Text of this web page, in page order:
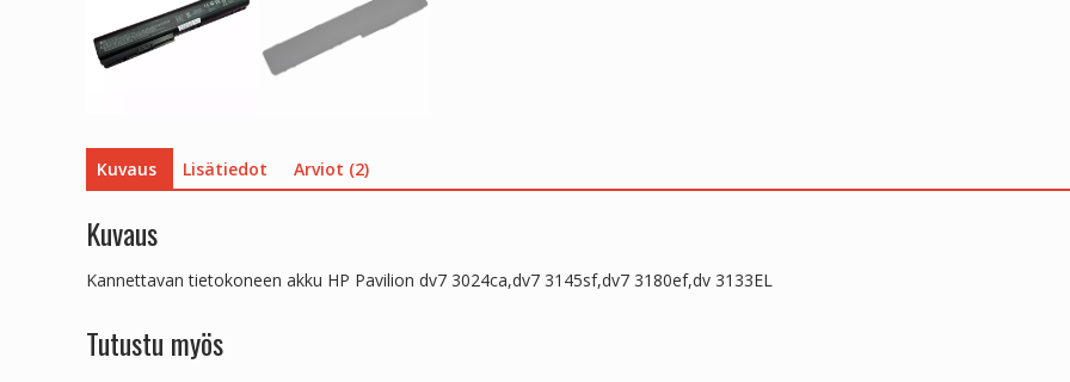
Kuvaus Lisätiedot Arviot (2)
Kuvaus
Kannettavan tietokoneen akku HP Pavilion dv7 3024ca,dv7 3145sf,dv7 3180ef,dv 3133EL
Tutustu myös